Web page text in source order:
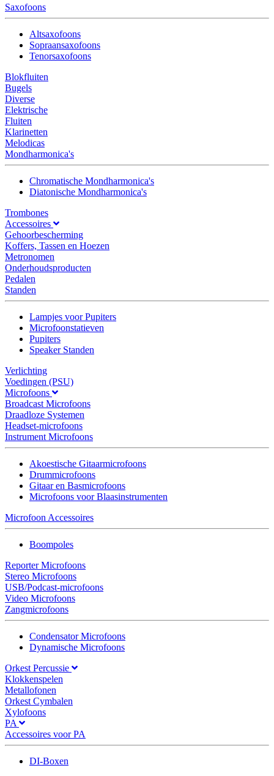
Saxofoons
Altsaxofoons
Sopraansaxofoons
Tenorsaxofoons
Blokfluiten
Bugels
Diverse
Elektrische
Fluiten
Klarinetten
Melodicas
Mondharmonica's
Chromatische Mondharmonica's
Diatonische Mondharmonica's
Trombones
Accessoires
Gehoorbescherming
Koffers, Tassen en Hoezen
Metronomen
Onderhoudsproducten
Pedalen
Standen
Lampjes voor Pupiters
Microfoonstatieven
Pupiters
Speaker Standen
Verlichting
Voedingen (PSU)
Microfoons
Broadcast Microfoons
Draadloze Systemen
Headset-microfoons
Instrument Microfoons
Akoestische Gitaarmicrofoons
Drummicrofoons
Gitaar en Basmicrofoons
Microfoons voor Blaasinstrumenten
Microfoon Accessoires
Boompoles
Reporter Microfoons
Stereo Microfoons
USB/Podcast-microfoons
Video Microfoons
Zangmicrofoons
Condensator Microfoons
Dynamische Microfoons
Orkest Percussie
Klokkenspelen
Metallofonen
Orkest Cymbalen
Xylofoons
PA
Accessoires voor PA
DI-Boxen